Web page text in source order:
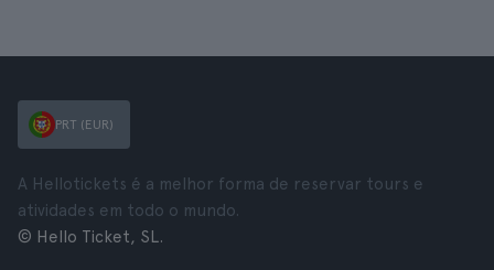
PRT (EUR)
A Hellotickets é a melhor forma de reservar tours e
atividades em todo o mundo.
© Hello Ticket, SL.